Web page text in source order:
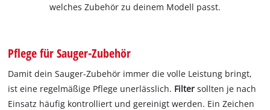
welches Zubehör zu deinem Modell passt.
Pflege für Sauger-Zubehör
Damit dein Sauger-Zubehör immer die volle Leistung bringt,
ist eine regelmäßige Pflege unerlässlich. Filter sollten je nach
Einsatz häufig kontrolliert und gereinigt werden. Ein Zeichen